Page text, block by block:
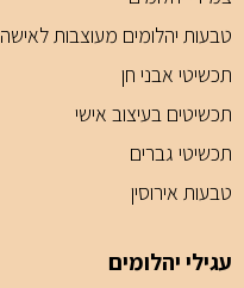
טבעות יהלומים מעוצבות לאישה
תכשיטי אבני חן
תכשיטים בעיצוב אישי
תכשיטי גברים
טבעות אירוסין
עגילי יהלומים